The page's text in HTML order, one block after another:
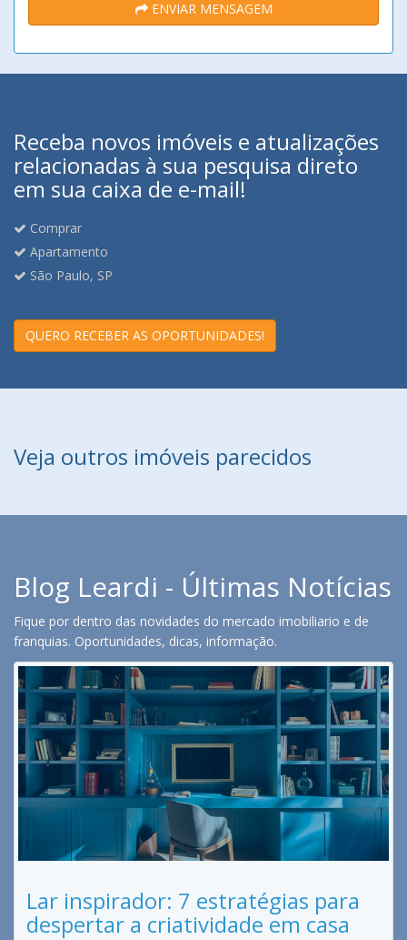
ENVIAR MENSAGEM
Receba novos imóveis e atualizações
relacionadas à sua pesquisa direto
em sua caixa de e-mail!
Comprar
Apartamento
São Paulo, SP
QUERO RECEBER AS OPORTUNIDADES!
Veja outros imóveis parecidos
Blog Leardi - Últimas Notícias
Fique por dentro das novidades do mercado imobiliario e de
franquias. Oportunidades, dicas, informação.
Lar inspirador: 7 estratégias para
despertar a criatividade em casa